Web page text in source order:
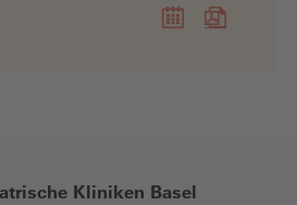
Kliniken Basel